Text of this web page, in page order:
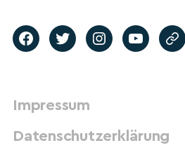
Impressum
Datenschutzerklärung